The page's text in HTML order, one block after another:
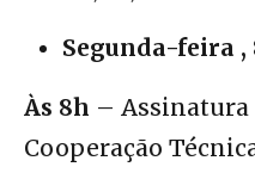
Segunda-feira ,
Às 8h – Assinatura
Cooperação